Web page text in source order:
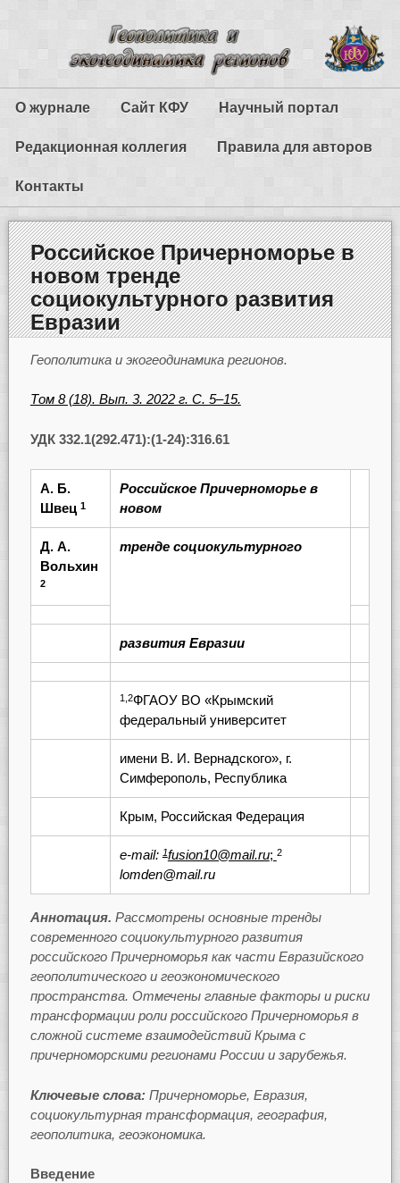
О журнале Сайт КФУ Научный портал
Редакционная коллегия Правила для авторов
Контакты
Российское Причерноморье в
новом тренде
социокультурного развития
Евразии
Геополитика и экогеодинамика регионов.
Том 8 (18). Вып. 3. 2022 г. С. 5–15.
УДК 332.1(292.471):(1-24):316.61
А. Б.
Швец 1
Российское Причерноморье в
новом
Д. А.
Вольхин
2
тренде социокультурного
развития Евразии
1,2ФГАОУ ВО «Крымский
федеральный университет
имени В. И. Вернадского», г.
Симферополь, Республика
Крым, Российская Федерация
e-mail:1fusion10@mail.ru; 2
lomden@mail.ru
Аннотация. Рассмотрены основные тренды
современного социокультурного развития
российского Причерноморья как части Евразийского
геополитического и геоэкономического
пространства. Отмечены главные факторы и риски
трансформации роли российского Причерноморья в
сложной системе взаимодействий Крыма с
причерноморскими регионами России и зарубежья.
Ключевые слова: Причерноморье, Евразия,
социокультурная трансформация, география,
геополитика, геоэкономика.
Введение